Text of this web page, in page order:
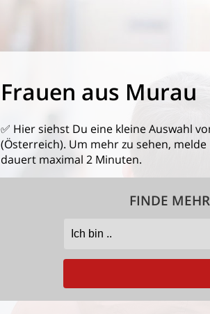
Frauen aus Murau
✅ Hier siehst Du eine kleine Auswahl
(Österreich). Um mehr zu sehen,
dauert maximal 2 Minuten.
FINDE